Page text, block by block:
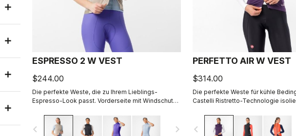
ESPRESSO 2 W VEST
$244.00
Die perfekte Weste, die zu Ihrem Lieblings-
Espresso-Look passt. Vorderseite mit Windschutz,
Taschen, Zwei-Wege-Reißverschluss.
navigate_before navigate_next
PERFETTO AIR W VEST
$314.00
Die perfekte Weste für kühle
Castelli Ristretto-Technologie
Rumpf trocken bleibt.
navigate_before